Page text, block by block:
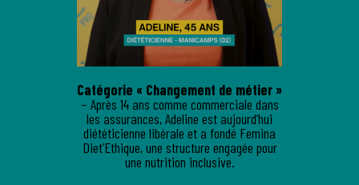
Catégorie « Changement de métier »
– Après 14 ans comme commerciale dans
les assurances, Adeline est aujourd’hui
diététicienne libérale et a fondé Femina
Diet’Ethique, une structure engagée pour
une nutrition inclusive.